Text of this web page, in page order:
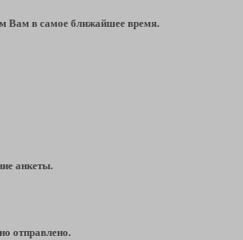
Вам в самое ближайшее время.
анкеты.
отправлено.